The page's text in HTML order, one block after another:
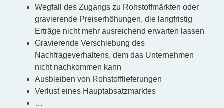
Wegfall des Zugangs zu Rohstoffmärkten oder
gravierende Preiserhöhungen, die langfristig
Erträge nicht mehr ausreichend erwarten lassen
Gravierende Verschiebung des
Nachfrageverhaltens, dem das Unternehmen
nicht nachkommen kann
Ausbleiben von Rohstofflieferungen
Verlust eines Hauptabsatzmarktes
…